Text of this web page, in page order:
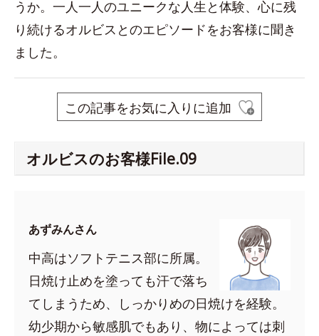
うか。一人一人のユニークな人生と体験、心に残
り続けるオルビスとのエピソードをお客様に聞き
ました。
この記事をお気に入りに追加
オルビスのお客様File.09
あずみんさん
中高はソフトテニス部に所属。
日焼け止めを塗っても汗で落ち
てしまうため、しっかりめの日焼けを経験。
幼少期から敏感肌でもあり、物によっては刺